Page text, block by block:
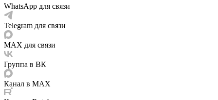
WhatsApp для связи
Telegram для связи
MAX для связи
Группа в ВК
Канал в MAX